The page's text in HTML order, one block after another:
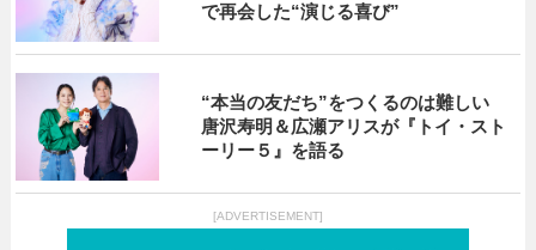
で再会した“演じる喜び”
“本当の友だち”をつくるのは難しい
唐沢寿明＆広瀬アリスが『トイ・スト
ーリー５』を語る
[ADVERTISEMENT]